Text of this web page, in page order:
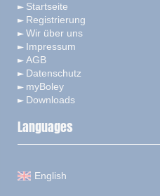
Startseite
Registrierung
Wir über uns
Impressum
AGB
Datenschutz
myBoley
Downloads
Languages
English